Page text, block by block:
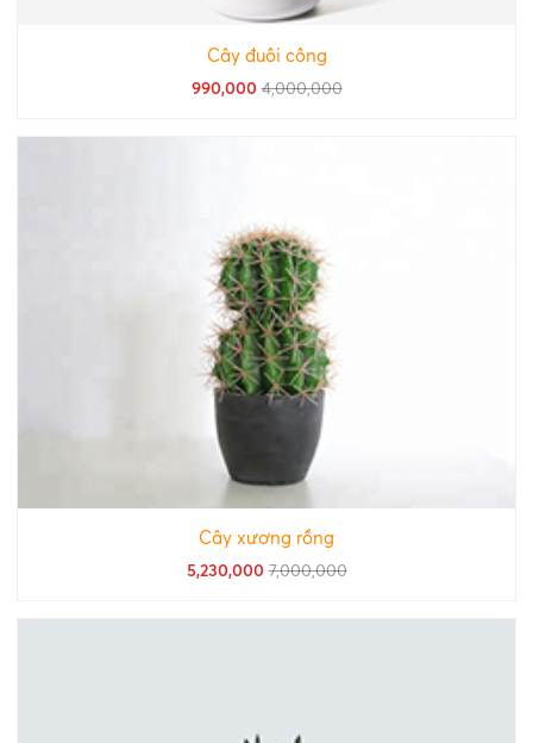
Cây đuôi công
990,000 4,000,000
Cây xương rồng
5,230,000 7,000,000